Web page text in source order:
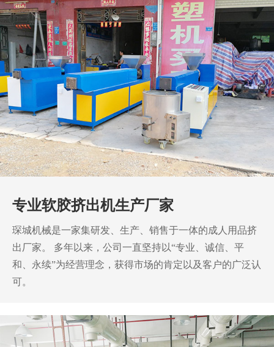
四大优势
以卓越铸就信赖，凭匠心赢得认可
专业软胶挤出机生产厂家